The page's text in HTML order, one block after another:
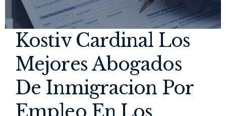
Kostiv Cardinal Los
Mejores Abogados
De Inmigracion Por